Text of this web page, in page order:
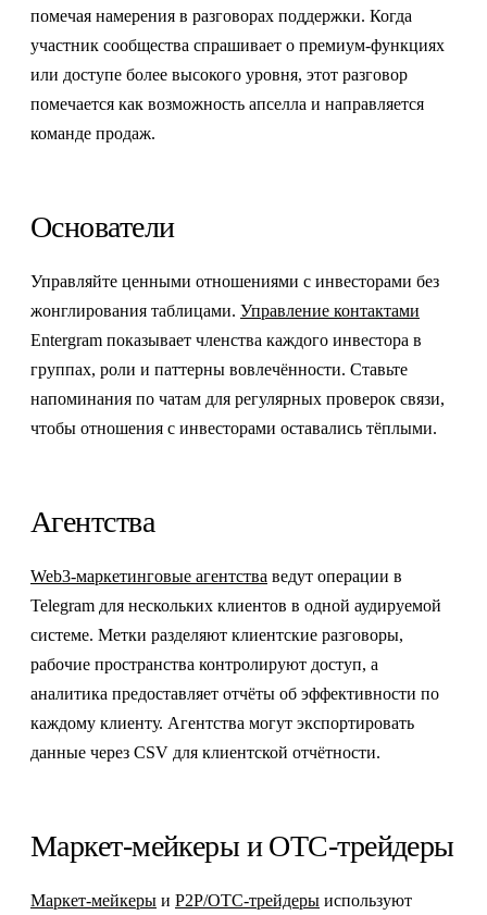
помечая намерения в разговорах поддержки. Когда
участник сообщества спрашивает о премиум-функциях
или доступе более высокого уровня, этот разговор
помечается как возможность апселла и направляется
команде продаж.
Основатели
Управляйте ценными отношениями с инвесторами без
жонглирования таблицами. Управление контактами
Entergram показывает членства каждого инвестора в
группах, роли и паттерны вовлечённости. Ставьте
напоминания по чатам для регулярных проверок связи,
чтобы отношения с инвесторами оставались тёплыми.
Агентства
Web3-маркетинговые агентства ведут операции в
Telegram для нескольких клиентов в одной аудируемой
системе. Метки разделяют клиентские разговоры,
рабочие пространства контролируют доступ, а
аналитика предоставляет отчёты об эффективности по
каждому клиенту. Агентства могут экспортировать
данные через CSV для клиентской отчётности.
Маркет-мейкеры и OTC-трейдеры
Маркет-мейкеры и P2P/OTC-трейдеры используют